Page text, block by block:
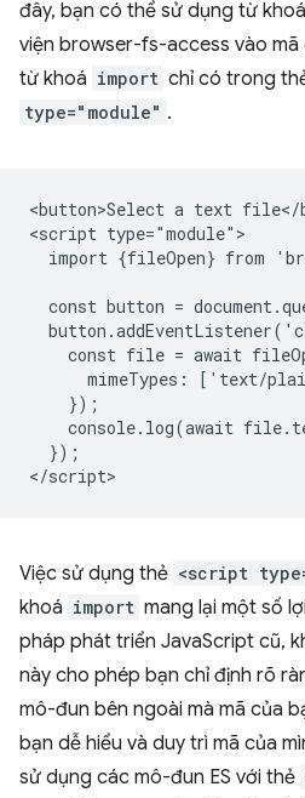
đây, bạn có thể sử dụng từ khoá
viện browser-fs-access vào mã
từ khoá import chỉ có trong
type="module" .
<button>Select a text file</
<script type="module">
import {fileOpen} from
const button =
const file = await
mimeTypes: ['text/
    });
console.log(await
  });
Việc sử dụng thẻ <script
khoá import mang lại một số
pháp phát triển JavaScript cũ,
này cho phép bạn chỉ định rõ
mô-đun bên ngoài mà mã của
bạn dễ hiểu và duy trì mã của
sử dụng các mô-đun ES với thẻ